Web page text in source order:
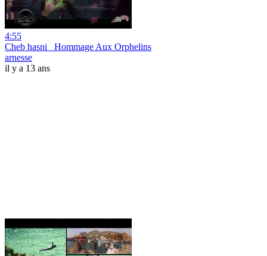
4:55
Cheb hasni _Hommage Aux Orphelins
arnesse
il y a 13 ans